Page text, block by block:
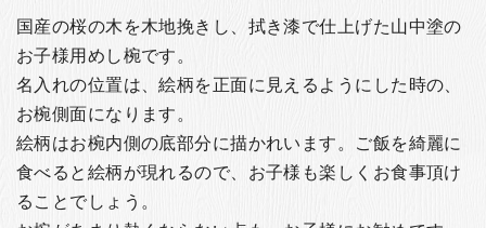
箸ブログ
English
国産の桜の木を木地挽きし、拭き漆で仕上げた山中塗の
お子様用めし椀です。
名入れの位置は、絵柄を正面に見えるようにした時の、
お椀側面になります。
絵柄はお椀内側の底部分に描かれいます。ご飯を綺麗に
食べると絵柄が現れるので、お子様も楽しくお食事頂け
ることでしょう。